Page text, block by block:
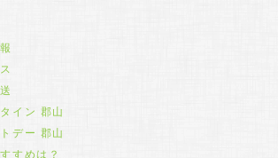
イン 郡山
デー 郡山
すめは？